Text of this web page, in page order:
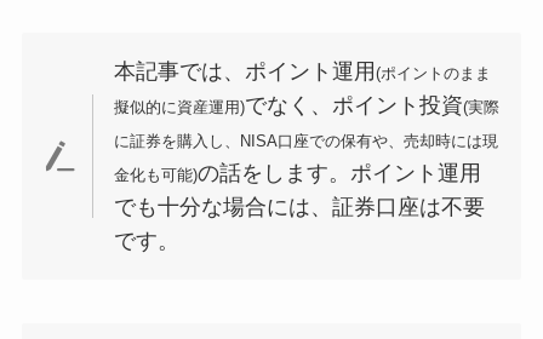
本記事では、ポイント運用(ポイントのまま
擬似的に資産運用)でなく、ポイント投資(実際
に証券を購入し、NISA口座での保有や、売却時には現
金化も可能)の話をします。ポイント運用
でも十分な場合には、証券口座は不要
です。